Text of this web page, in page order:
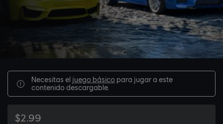
Necesitas el juego básico para jugar a este
contenido descargable.
$2.99